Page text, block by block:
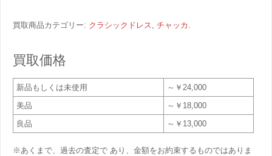
買取商品カテゴリー: クラシックドレス, チャッカ .
買取価格
新品もしくは未使用
～￥24,000
美品
～￥18,000
良品
～￥13,000
※あくまで、過去の査定で あり、金額をお約束するものではありま